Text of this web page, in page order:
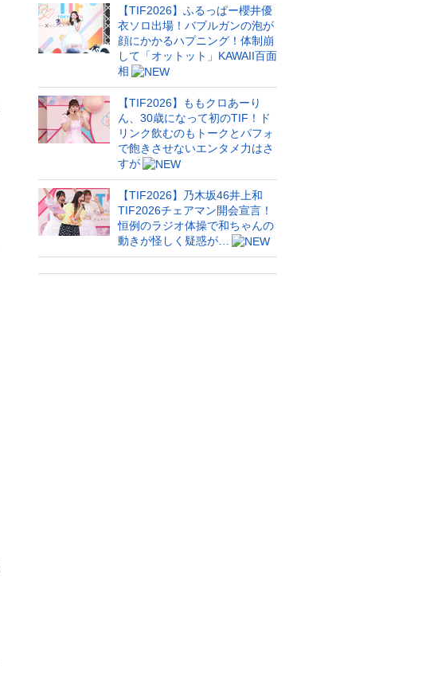
【TIF2026】ふるっぱー櫻井優
衣ソロ出場！バブルガンの泡が
顔にかかるハプニング！体制崩
して「オットット」KAWAII百面
相
【TIF2026】ももクロあーり
ん、30歳になって初のTIF！ド
リンク飲むのもトークとパフォ
で飽きさせないエンタメ力はさ
すが
【TIF2026】乃木坂46井上和
TIF2026チェアマン開会宣言！
恒例のラジオ体操で和ちゃんの
動きが怪しく疑惑が…